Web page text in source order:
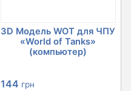
3D Модель WOT для ЧПУ
«World of Tanks»
(компьютер)
144 грн